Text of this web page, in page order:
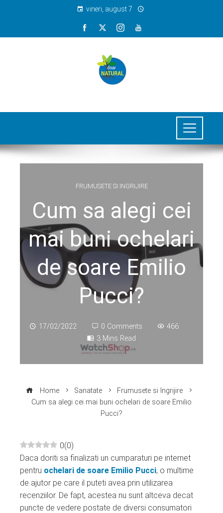
vineri, august 7
FRUMUSETE SI INGRIJIRE
Cum sa alegi cei
mai buni ochelari
de soare Emilio
Pucci?
17/02/2022 0 Comments
466
3 Mins Read
Home Sanatate
Frumusete si Ingrijire
Cum sa alegi cei mai buni ochelari de soare Emilio
Pucci?
0(0)
Daca doriti sa finalizati un cumparaturi pe internet
pentru ochelari de soare Emilio Pucci, o multime
de ajutor pe care il puteti avea prin utilizarea
recenziilor. De fapt, acestea nu sunt altceva decat
puncte de vedere postate de diversi consumatori